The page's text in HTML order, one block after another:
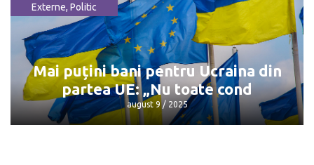
Întâlnirea Trump - Putin: Unde și când
va avea loc
august 9 / 2025
Externe, Politic
Mai puțini bani pentru Ucraina din
partea UE: „Nu toate cond
august 9 / 2025